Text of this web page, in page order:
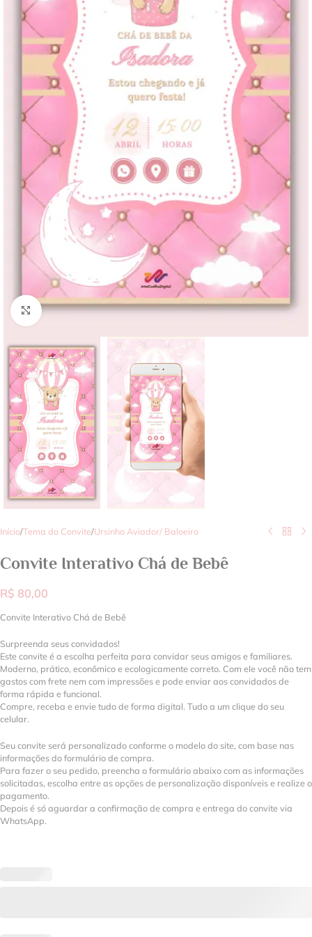
Clique para ampliar
Início/Tema do Convite/Ursinho Aviador/ Baloeiro
Convite Interativo Chá de Bebê
R$ 80,00
Convite Interativo Chá de Bebê
Surpreenda seus convidados!
Este convite é a escolha perfeita para convidar seus amigos e familiares.
Moderno, prático, econômico e ecologicamente correto. Com ele você não tem
gastos com frete nem com impressões e pode enviar aos convidados de
forma rápida e funcional.
Compre, receba e envie tudo de forma digital. Tudo a um clique do seu
celular.
Seu convite será personalizado conforme o modelo do site, com base nas
informações do formulário de compra.
Para fazer o seu pedido, preencha o formulário abaixo com as informações
solicitadas, escolha entre as opções de personalização disponíveis e realize o
pagamento.
Depois é só aguardar a confirmação de compra e entrega do convite via
WhatsApp.